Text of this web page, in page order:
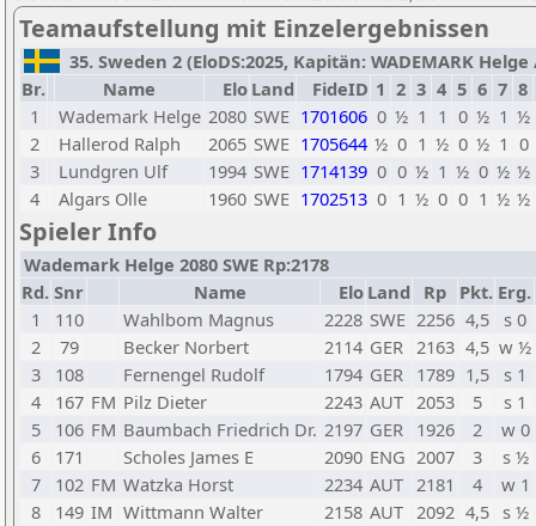
Teamaufstellung mit Einzelergebnissen
35. Sweden 2 (EloDS:2025, Kapitän: WADEMARK
Br.
Name Elo Land FideID 1 2 3 4 5 6 7 8
1
Wademark Helge 2080 SWE 1701606 0 ½ 1 1 0 ½ 1 ½
2
Hallerod Ralph 2065 SWE 1705644 ½ 0 1 ½ 0 ½ 1 0
3
Lundgren Ulf 1994 SWE 1714139 0 0 ½ 1 ½ 0 ½ ½
4
Algars Olle 1960 SWE 1702513 0 1 ½ 0 0 1 ½ ½
Spieler Info
Wademark Helge 2080 SWE Rp:2178
Rd. Snr Name Elo Land Rp Pkt. Erg.
1
110 Wahlbom Magnus 2228 SWE 2256 4,5
s 0
2
79 Becker Norbert 2114 GER 2163 4,5 w ½
3
108 Fernengel Rudolf 1794 GER 1789 1,5
s 1
4
167 FM Pilz Dieter 2243 AUT 2053 5
s 1
5
106 FM Baumbach Friedrich Dr. 2197 GER 1926 2
w 0
6
171 Scholes James E 2090 ENG 2007 3
s ½
7
102 FM Watzka Horst 2234 AUT 2181 4
w 1
8
149 IM Wittmann Walter 2158 AUT 2092 4,5 s ½